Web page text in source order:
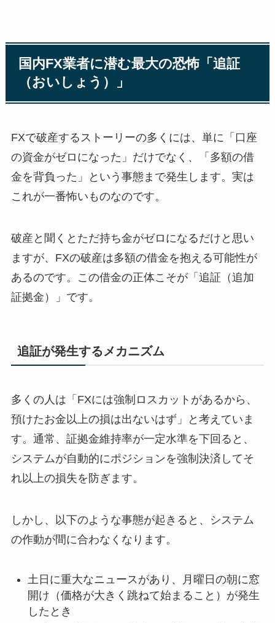
国内FX業者に潜む最大の恐怖「追証
（おいしょう）」
FXで破産するストーリーの多くには、単に「口座
の資金がゼロになった」だけでなく、「多額の借
金を背負った」という事態まで発生します。実は
これが一番怖いものなのです。
破産と聞くとただ持ち金がゼロになるだけと思い
ますが、FXの破産は多額の借金を抱える可能性が
あるのです。この借金の正体こそが「追証（追加
証拠金）」です。
追証が発生するメカニズム
多くの人は「FXには強制ロスカットがあるから、
預けたお金以上の損は出ないはず」と考えていま
す。通常、証拠金維持率が一定水準を下回ると、
システムが自動的にポジションを強制決済してそ
れ以上の損失を防ぎます。
しかし、以下のような事態が起きると、システム
の作動が間に合わなくなります。
土日に重大なニュースがあり、月曜日の朝に窓
開け（価格が大きく跳ねて始まること）が発生
したとき